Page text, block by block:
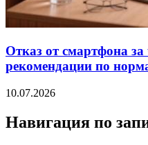
Отказ от смартфона
рекомендации по
10.07.2026
Навигация по